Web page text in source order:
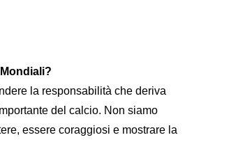
la responsabilità che deriva
del calcio. Non siamo
essere coraggiosi e mostrare la